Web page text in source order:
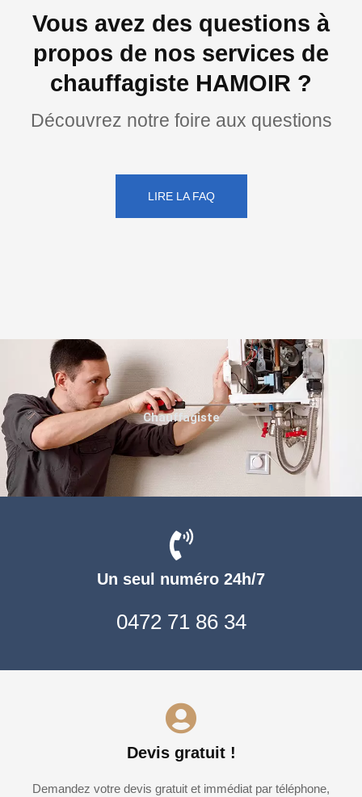
Vous avez des questions à
propos de nos services de
chauffagiste HAMOIR ?
Découvrez notre foire aux questions
LIRE LA FAQ
Un seul numéro 24h/7
0472 71 86 34
Devis gratuit !
Demandez votre devis gratuit et immédiat par téléphone,
Chauffagiste